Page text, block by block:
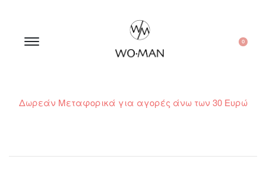
0
Δωρεάν Μεταφορικά για αγορές άνω των 30 Ευρώ